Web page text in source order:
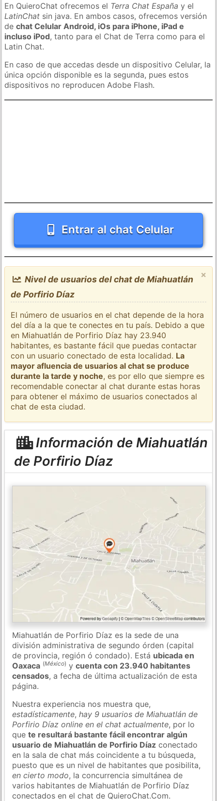
En QuieroChat ofrecemos el Terra Chat España y el
LatinChat sin java. En ambos casos, ofrecemos versión
dechat Celular Android, iOs para iPhone, iPad e
incluso iPod, tanto para el Chat de Terra como para el
Latin Chat.
En caso de que accedas desde un dispositivo Celular, la
única opción disponible es la segunda, pues estos
dispositivos no reproducen Adobe Flash.
Entrar al chat Celular
×
Nivel de usuarios del chat de Miahuatlán
de Porfirio Díaz
El número de usuarios en el chat depende de la hora
del día a la que te conectes en tu país. Debido a que
en Miahuatlán de Porfirio Díaz hay 23.940
habitantes, es bastante fácil que puedas contactar
con un usuario conectado de esta localidad. La
mayor afluencia de usuarios al chat se produce
durante la tarde y noche, es por ello que siempre es
recomendable conectar al chat durante estas horas
para obtener el máximo de usuarios conectados al
chat de esta ciudad.
Información de Miahuatlán
de Porfirio Díaz
Miahuatlán de Porfirio Díaz es la sede de una
división administrativa de segundo órden (capital
de provincia, región ó condado). Está ubicada en
Oaxaca (México) ycuenta con 23.940 habitantes
censados, a fecha de última actualización de esta
página.
Nuestra experiencia nos muestra que,
estadísticamente,hay 9 usuarios de Miahuatlán de
Porfirio Díaz online en el chat actualmente, por lo
quete resultará bastante fácil encontrar algún
usuario de Miahuatlán de Porfirio Díaz conectado
en la sala de chat más coincidente a tu búsqueda,
puesto que es un nivel de habitantes que posibilita,
en cierto modo, la concurrencia simultánea de
varios habitantes de Miahuatlán de Porfirio Díaz
conectados en el chat de QuieroChat.Com.